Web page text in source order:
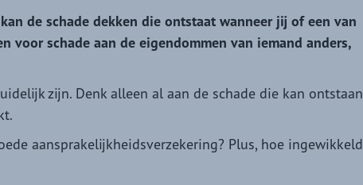
de schade dekken die ontstaat wanneer jij of een van
voor schade aan de eigendommen van iemand anders,
zijn. Denk alleen al aan de schade die kan ontstaan
aansprakelijkheidsverzekering? Plus, hoe ingewikkeld